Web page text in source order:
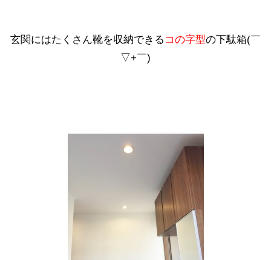
玄関にはたくさん靴を収納できる コの字型の下駄箱(￣
▽+￣)